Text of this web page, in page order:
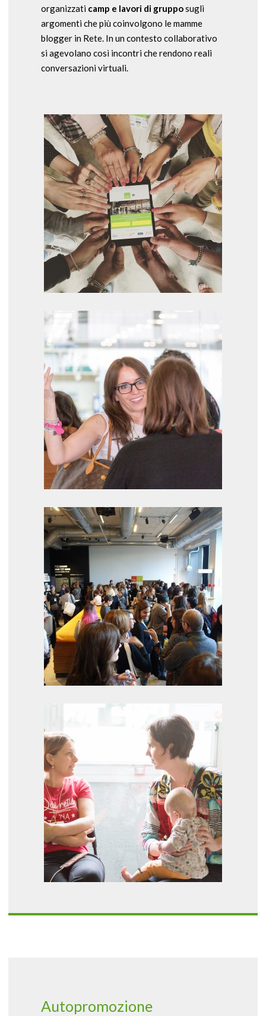
organizzati camp e lavori di grupposugli
argomenti che più coinvolgono le mamme
blogger in Rete. In un contesto collaborativo
si agevolano così incontri che rendono reali
conversazioni virtuali.
Autopromozione